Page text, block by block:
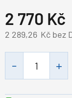
2 770 Kč
Kč bez
2 289,26